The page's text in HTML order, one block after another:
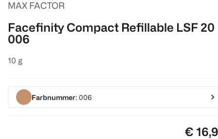
MAX FACTOR
Facefinity Compact Refillable LSF 20
006
10 g
Farbnummer: 006
Preis:
€